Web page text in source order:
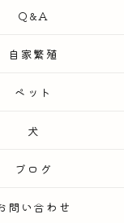
Q&A
自家繁殖
ペット
犬
ブログ
問い合わせ